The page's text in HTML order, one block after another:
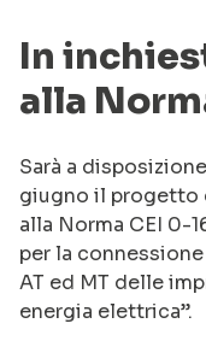
In
alla
Sarà a
giugno il progetto
alla Norma CEI 0-
per la
AT ed MT delle
energia elettrica”.